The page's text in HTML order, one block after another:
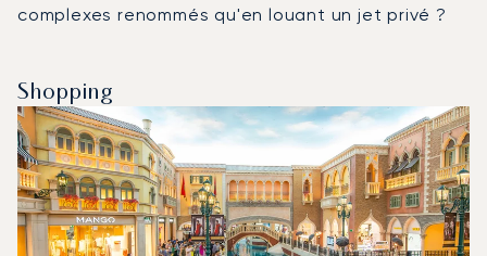
complexes renommés qu'en louant un jet privé ?
Shopping